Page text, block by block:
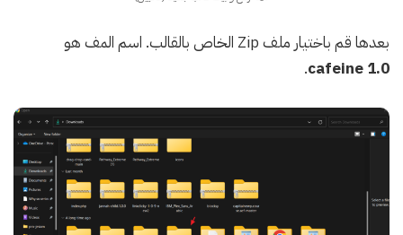
بعدها قم باختيار ملف Zip الخاص بالقالب. اسم المف هو
cafeine 1.0
.